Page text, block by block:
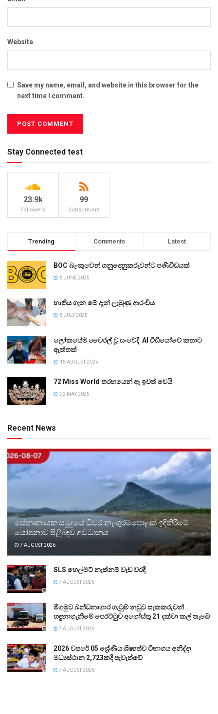
Website
Save my name, email, and website in this browser for the
next time I comment.
Stay Connected test
23.9k
Followers
99
Subscribers
Trending Comments Latest
BOC බැංකුවෙන් ගනුදෙනුකරුවන්ට පණිවිඩයක්
5 JUNE 2025
භාතිය ගැන මේ දැන් ලැබුණු ආරංචිය
8 JULY 2025
ලෝකයේම වෛරල් වූ සංවේදී AI වීඩියෝවේ කතාව
ඇත්තක්
15 AUGUST 2025
72 Miss World තරඟයෙන් ඈ ඉවත් වෙයි
22 MAY 2025
Recent News
සේනානායක සමුද්‍රයේ ධීවර නැංගුරම්පොළක් ඉදිකිරීමේ
යෝජනාව පිළිබඳව අවධානය
7 AUGUST 2026
SLS හෙල්මට් නැත්නම් වැඩ වරදී
7 AUGUST 2026
මීගමුව බන්ධනාගාර ගැටුම් නඩුව සැකකරුවන්
හඳුනාගැනීමේ පෙරට්ටුව අගෝස්තු 21 දක්වා කල් තැබේ
7 AUGUST 2026
2026 වසරේ 05 ශ්‍රේණිය ශිෂ්‍යත්ව විභාගය අනිද්දා
මධ්‍යස්ථාන 2,723කදී පැවැත්වේ
7 AUGUST 2026